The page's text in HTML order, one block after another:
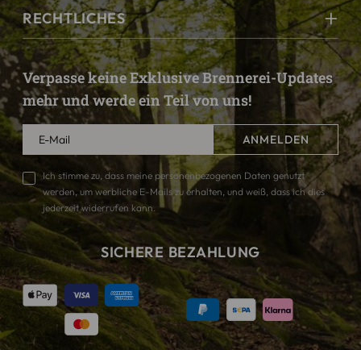
Verpasse keine Exklusive Brennerei-Updates
mehr und werde ein Teil von uns!
Ich stimme zu, dass meine personenbezogenen Daten genutzt
werden, um werbliche E-Mails zu erhalten, und weiß, dass ich dies
jederzeit widerrufen kann.
ANMELDEN
RECHTLICHES
SICHERE BEZAHLUNG